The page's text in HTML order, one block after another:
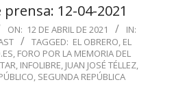
prensa: 12-04-2021
ON: 12 DE ABRIL DE 2021
IN:
TAGGED: EL OBRERO, EL
, FORO POR LA MEMORIA DEL
, INFOLIBRE, JUAN JOSÉ TÉLLEZ,
, SEGUNDA REPÚBLICA